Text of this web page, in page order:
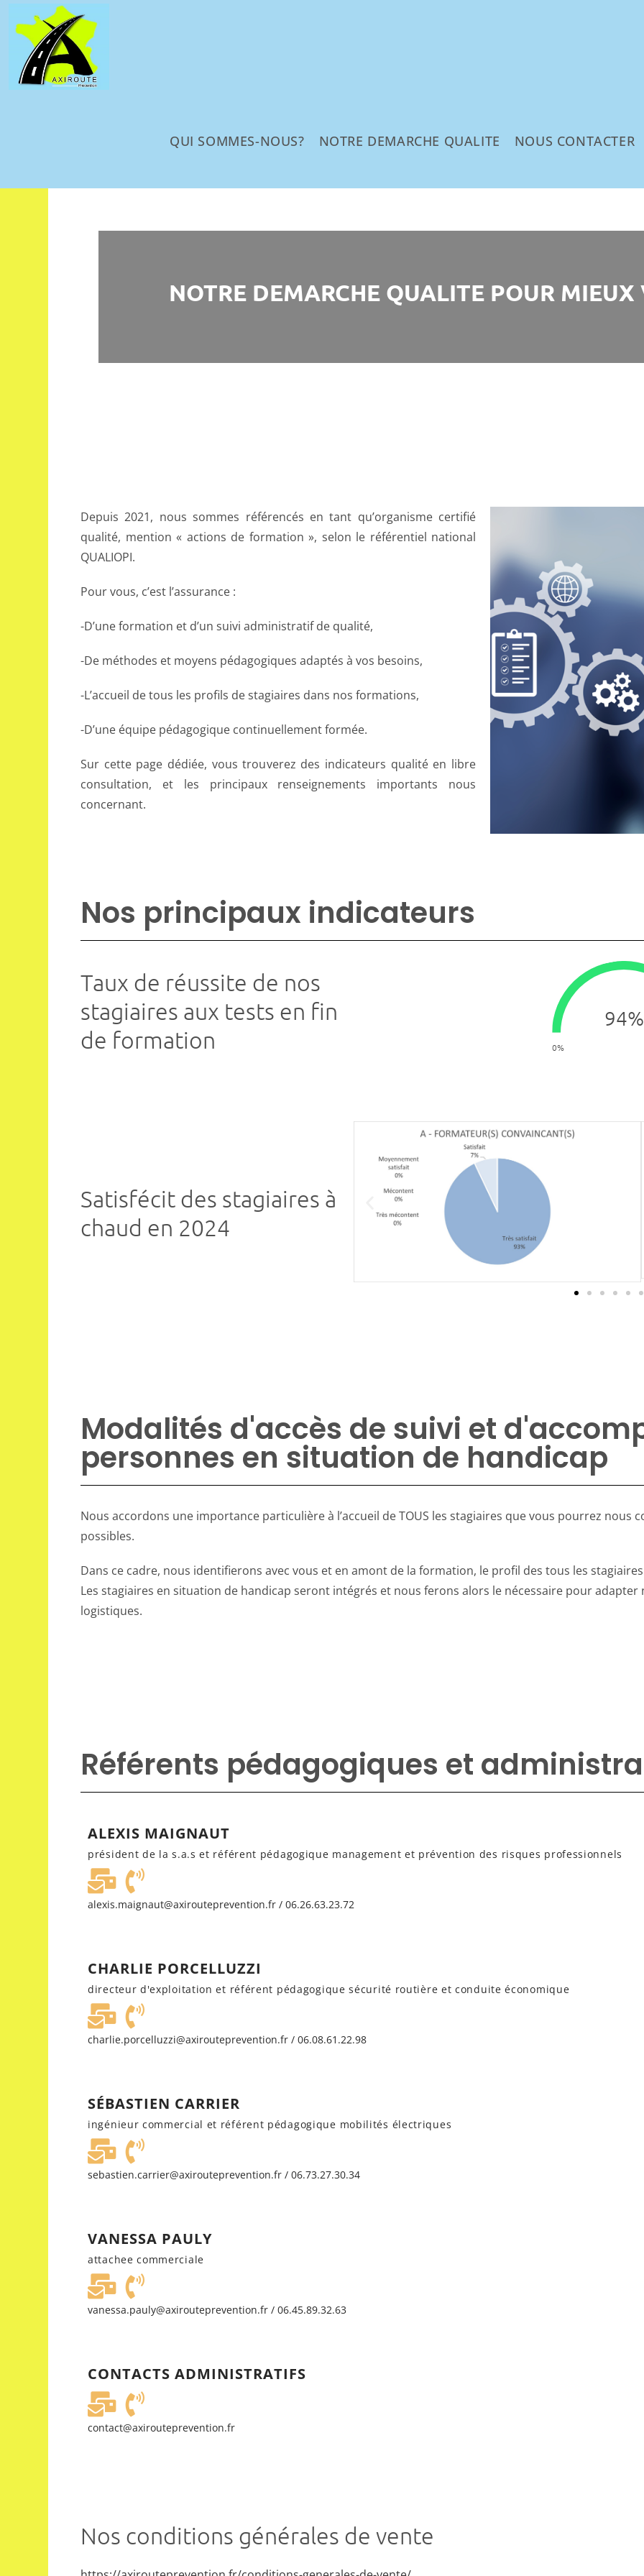
QUI SOMMES-NOUS? NOTRE DEMARCHE QUALITE NOUS CONTACTER
NOTRE DEMARCHE QUALITE POUR
Depuis 2021, nous sommes référencés en tant qu’organisme certifié
qualité, mention « actions de formation », selon le référentiel national
QUALIOPI.
Pour vous, c’est l’assurance :
-D’une formation et d’un suivi administratif de qualité,
-De méthodes et moyens pédagogiques adaptés à vos besoins,
-L’accueil de tous les profils de stagiaires dans nos formations,
-D’une équipe pédagogique continuellement formée.
Sur cette page dédiée, vous trouverez des indicateurs qualité en libre
consultation, et les principaux renseignements importants nous
concernant.
Nos principaux indicateurs
Taux de réussite de nos
stagiaires aux tests en fin
de formation
94%
0%
Satisfécit des stagiaires à
chaud en 2024
Modalités d'accès de suivi et
personnes en situation de handicap
Nous accordons une importance particulière à l’accueil de TOUS les stagiaires que vous pourrez nous
possibles.
Dans ce cadre, nous identifierons avec vous et en amont de la formation, le profil des tous les
Les stagiaires en situation de handicap seront intégrés et nous ferons alors le nécessaire pour
logistiques.
Référents pédagogiques et
ALEXIS MAIGNAUT
président de la s.a.s et référent pédagogique management et prévention des risques professionnels
alexis.maignaut@axirouteprevention.fr / 06.26.63.23.72
CHARLIE PORCELLUZZI
directeur d'exploitation et référent pédagogique sécurité routière et conduite économique
charlie.porcelluzzi@axirouteprevention.fr / 06.08.61.22.98
SÉBASTIEN CARRIER
ingénieur commercial et référent pédagogique mobilités électriques
sebastien.carrier@axirouteprevention.fr / 06.73.27.30.34
VANESSA PAULY
attachee commerciale
vanessa.pauly@axirouteprevention.fr / 06.45.89.32.63
CONTACTS ADMINISTRATIFS
contact@axirouteprevention.fr
Nos conditions générales de vente